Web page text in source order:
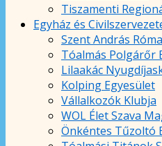
Tiszamenti
Egyház és
Szent András
Tóalmás Polgárőr
Lilaakác
Kolping Egyesület
Vállalkozók Klubja
WOL Élet Szava
Önkéntes Tűzoltó